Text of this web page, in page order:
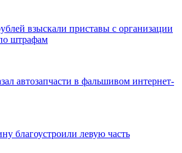
взыскали приставы с организации
штрафам
автозапчасти в фальшивом интернет-
благоустроили левую часть